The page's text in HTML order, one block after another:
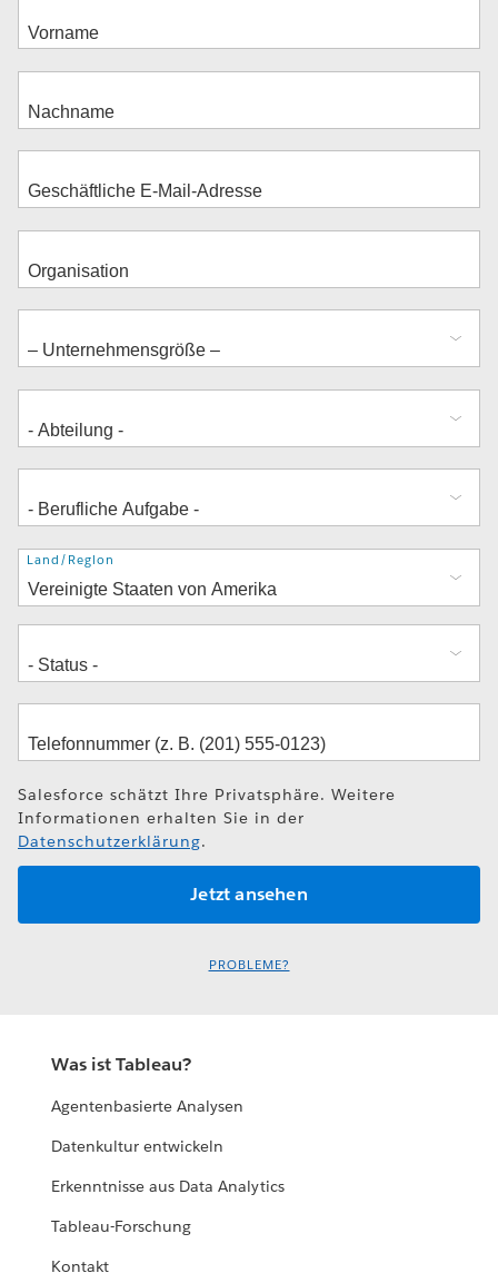
Adresse
Land/Region
Salesforce schätzt Ihre Privatsphäre. Weitere
Informationen erhalten Sie in der
Datenschutzerklärung.
PROBLEME?
Was ist Tableau?
Agentenbasierte Analysen
Datenkultur entwickeln
Erkenntnisse aus Data Analytics
Tableau-Forschung
Kontakt